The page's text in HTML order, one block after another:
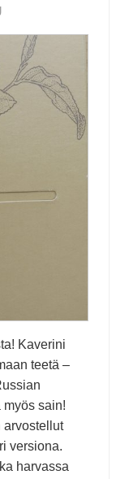
Kaverini
teetä –
sain!
arvostellut
versiona.
harvassa